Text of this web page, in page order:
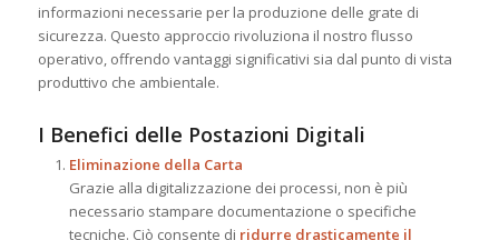
informazioni necessarie per la produzione delle grate di
sicurezza. Questo approccio rivoluziona il nostro flusso
operativo, offrendo vantaggi significativi sia dal punto di vista
produttivo che ambientale.
I Benefici delle Postazioni Digitali
Eliminazione della Carta
Grazie alla digitalizzazione dei processi, non è più
necessario stampare documentazione o specifiche
tecniche. Ciò consente di ridurre drasticamente il